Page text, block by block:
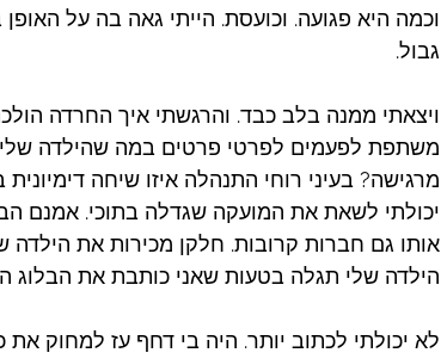
וכמה היא פגועה. וכועסת. הייתי גאה בה על
גבול.
ויצאתי ממנה בלב כבד. והרגשתי איך החרדה
משתפת לפעמים לפרטי פרטים במה שהילדה שלי
מרגישה? בעיני רוחי התנהלה איזו שיחה
יכולתי לשאת את המועקה שגדלה בתוכי. אמנם
אותו גם חברות קרובות. חלקן מכירות את הילדה
הילדה שלי תגלה בטעות שאני כותבת את הבלוג
לא יכולתי לכתוב יותר. היה בי דחף עז למחוק